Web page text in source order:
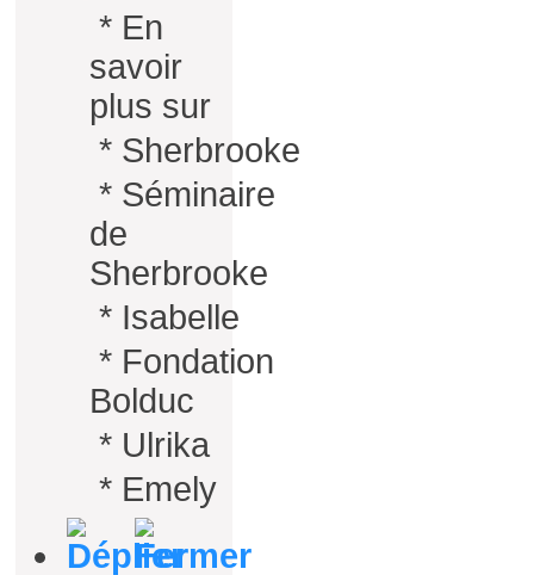
* En
savoir
plus sur
* Sherbrooke
* Séminaire
de
Sherbrooke
* Isabelle
* Fondation
Bolduc
* Ulrika
* Emely